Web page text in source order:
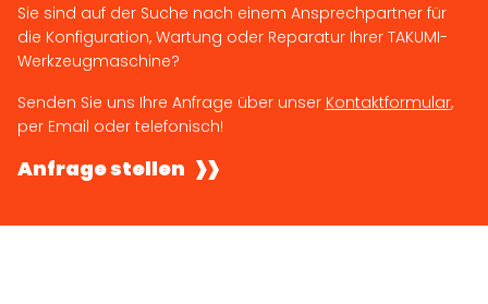
Sie sind auf der Suche nach einem Ansprechpartner für
die Konfiguration, Wartung oder Reparatur Ihrer TAKUMI-
Werkzeugmaschine?
Senden Sie uns Ihre Anfrage über unser Kontaktformular,
per Email oder telefonisch!
Anfrage stellen